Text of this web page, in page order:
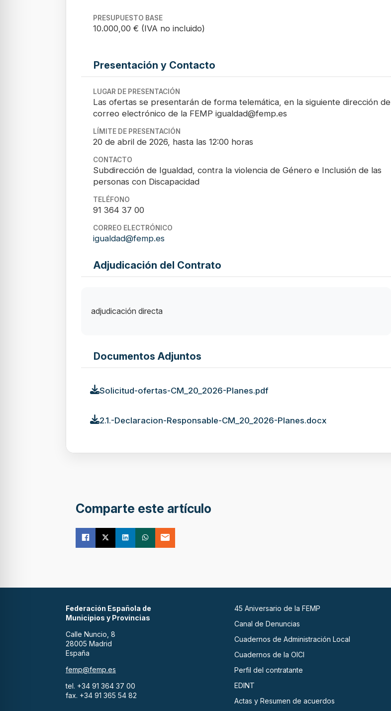
PRESUPUESTO BASE
10.000,00 € (IVA no incluido)
Presentación y Contacto
LUGAR DE PRESENTACIÓN
Las ofertas se presentarán de forma telemática, en la siguiente dirección de
correo electrónico de la FEMP igualdad@femp.es
LÍMITE DE PRESENTACIÓN
20 de abril de 2026, hasta las 12:00 horas
CONTACTO
Subdirección de Igualdad, contra la violencia de Género e Inclusión de las
personas con Discapacidad
TELÉFONO
91 364 37 00
CORREO ELECTRÓNICO
igualdad@femp.es
Adjudicación del Contrato
adjudicación directa
Documentos Adjuntos
Solicitud-ofertas-CM_20_2026-Planes.pdf
2.1.-Declaracion-Responsable-CM_20_2026-Planes.docx
Comparte este artículo
Federación Española de
Municipios y Provincias
Calle Nuncio, 8
28005 Madrid
España
femp@femp.es
tel. +34 91 364 37 00
fax. +34 91 365 54 82
45 Aniversario de la FEMP
Canal de Denuncias
Cuadernos de Administración Local
Cuadernos de la OICI
Perfil del contratante
EDINT
Actas y Resumen de acuerdos